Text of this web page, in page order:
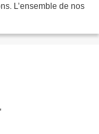
L’ensemble de nos